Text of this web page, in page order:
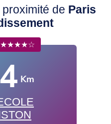
proximité de Paris
★★★★☆
Km